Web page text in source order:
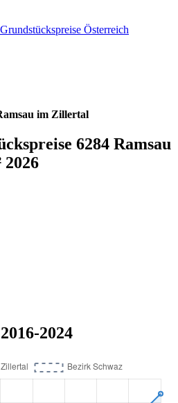
Grundstückspreise Österreich
im Zillertal
6284 Ramsau
2024